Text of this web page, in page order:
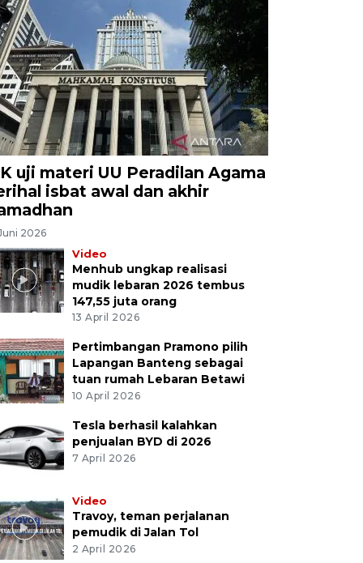
uji materi UU Peradilan Agama
isbat awal dan akhir
2026
Video
Menhub ungkap realisasi
mudik lebaran 2026 tembus
147,55 juta orang
13 April 2026
Pertimbangan Pramono pilih
Lapangan Banteng sebagai
tuan rumah Lebaran Betawi
10 April 2026
Tesla berhasil kalahkan
penjualan BYD di 2026
7 April 2026
Video
Travoy, teman perjalanan
pemudik di Jalan Tol
2 April 2026